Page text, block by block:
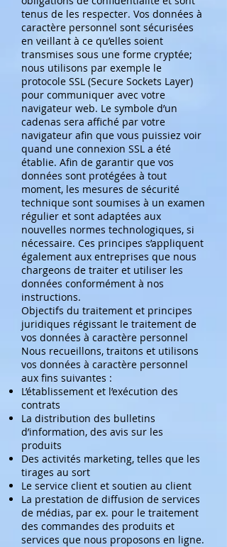
tenus de les respecter. Vos données à
caractère personnel sont sécurisées
en veillant à ce qu’elles soient
transmises sous une forme cryptée;
nous utilisons par exemple le
protocole SSL (Secure Sockets Layer)
pour communiquer avec votre
navigateur web. Le symbole d’un
cadenas sera affiché par votre
navigateur afin que vous puissiez voir
quand une connexion SSL a été
établie. Afin de garantir que vos
données sont protégées à tout
moment, les mesures de sécurité
technique sont soumises à un examen
régulier et sont adaptées aux
nouvelles normes technologiques, si
nécessaire. Ces principes s’appliquent
également aux entreprises que nous
chargeons de traiter et utiliser les
données conformément à nos
instructions.
Objectifs du traitement et principes
juridiques régissant le traitement de
vos données à caractère personnel
Nous recueillons, traitons et utilisons
vos données à caractère personnel
aux fins suivantes :
L’établissement et l’exécution des
contrats
La distribution des bulletins
d’information, des avis sur les
produits
Des activités marketing, telles que les
tirages au sort
Le service client et soutien au client
La prestation de diffusion de services
de médias, par ex. pour le traitement
des commandes des produits et
services que nous proposons en ligne.